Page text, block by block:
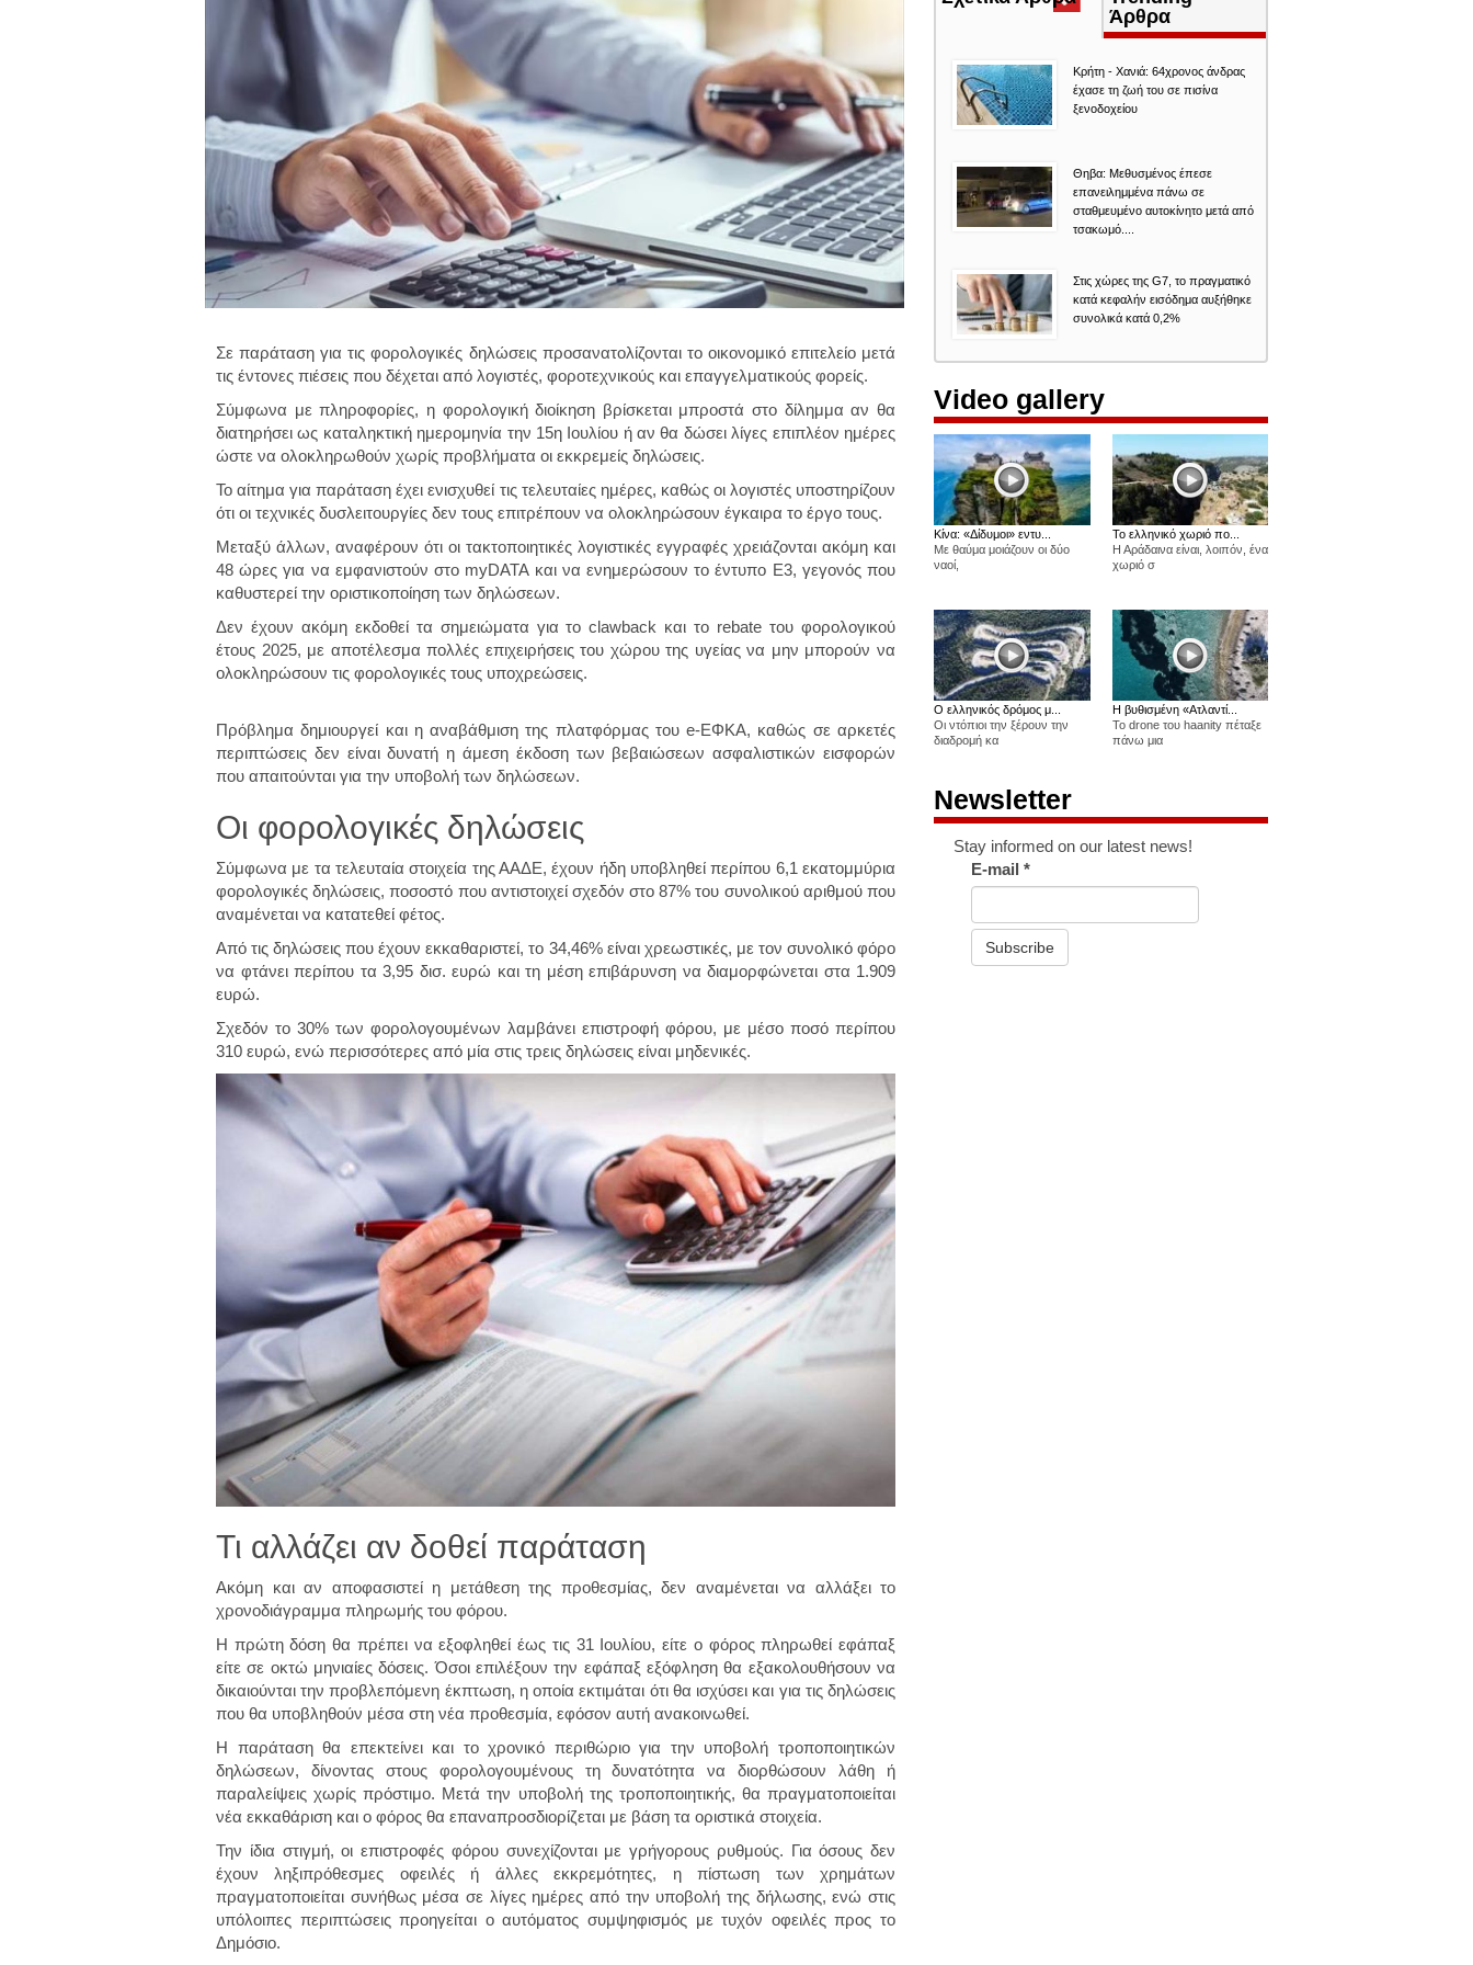
Σε παράταση για τις φορολογικές δηλώσεις προσανατολίζονται το οικονομικό επιτελείο μετά
τις έντονες πιέσεις που δέχεται από λογιστές, φοροτεχνικούς και επαγγελματικούς φορείς.
Σύμφωνα με πληροφορίες, η φορολογική διοίκηση βρίσκεται μπροστά στο δίλημμα αν θα
διατηρήσει ως καταληκτική ημερομηνία την 15η Ιουλίου ή αν θα δώσει λίγες επιπλέον ημέρες
ώστε να ολοκληρωθούν χωρίς προβλήματα οι εκκρεμείς δηλώσεις.
Το αίτημα για παράταση έχει ενισχυθεί τις τελευταίες ημέρες, καθώς οι λογιστές υποστηρίζουν
ότι οι τεχνικές δυσλειτουργίες δεν τους επιτρέπουν να ολοκληρώσουν έγκαιρα το έργο τους.
Μεταξύ άλλων, αναφέρουν ότι οι τακτοποιητικές λογιστικές εγγραφές χρειάζονται ακόμη και
48 ώρες για να εμφανιστούν στο myDATA και να ενημερώσουν το έντυπο Ε3, γεγονός που
καθυστερεί την οριστικοποίηση των δηλώσεων.
Δεν έχουν ακόμη εκδοθεί τα σημειώματα για το clawback και το rebate του φορολογικού
έτους 2025, με αποτέλεσμα πολλές επιχειρήσεις του χώρου της υγείας να μην μπορούν να
ολοκληρώσουν τις φορολογικές τους υποχρεώσεις.
Πρόβλημα δημιουργεί και η αναβάθμιση της πλατφόρμας του e-ΕΦΚΑ, καθώς σε αρκετές
περιπτώσεις δεν είναι δυνατή η άμεση έκδοση των βεβαιώσεων ασφαλιστικών εισφορών
που απαιτούνται για την υποβολή των δηλώσεων.
Οι φορολογικές δηλώσεις
Σύμφωνα με τα τελευταία στοιχεία της ΑΑΔΕ, έχουν ήδη υποβληθεί περίπου 6,1 εκατομμύρια
φορολογικές δηλώσεις, ποσοστό που αντιστοιχεί σχεδόν στο 87% του συνολικού αριθμού που
αναμένεται να κατατεθεί φέτος.
Από τις δηλώσεις που έχουν εκκαθαριστεί, το 34,46% είναι χρεωστικές, με τον συνολικό φόρο
να φτάνει περίπου τα 3,95 δισ. ευρώ και τη μέση επιβάρυνση να διαμορφώνεται στα 1.909
ευρώ.
Σχεδόν το 30% των φορολογουμένων λαμβάνει επιστροφή φόρου, με μέσο ποσό περίπου
310 ευρώ, ενώ περισσότερες από μία στις τρεις δηλώσεις είναι μηδενικές.
Τι αλλάζει αν δοθεί παράταση
Ακόμη και αν αποφασιστεί η μετάθεση της προθεσμίας, δεν αναμένεται να αλλάξει το
χρονοδιάγραμμα πληρωμής του φόρου.
Η πρώτη δόση θα πρέπει να εξοφληθεί έως τις 31 Ιουλίου, είτε ο φόρος πληρωθεί εφάπαξ
είτε σε οκτώ μηνιαίες δόσεις. Όσοι επιλέξουν την εφάπαξ εξόφληση θα εξακολουθήσουν να
δικαιούνται την προβλεπόμενη έκπτωση, η οποία εκτιμάται ότι θα ισχύσει και για τις δηλώσεις
που θα υποβληθούν μέσα στη νέα προθεσμία, εφόσον αυτή ανακοινωθεί.
Η παράταση θα επεκτείνει και το χρονικό περιθώριο για την υποβολή τροποποιητικών
δηλώσεων, δίνοντας στους φορολογουμένους τη δυνατότητα να διορθώσουν λάθη ή
παραλείψεις χωρίς πρόστιμο. Μετά την υποβολή της τροποποιητικής, θα πραγματοποιείται
νέα εκκαθάριση και ο φόρος θα επαναπροσδιορίζεται με βάση τα οριστικά στοιχεία.
Την ίδια στιγμή, οι επιστροφές φόρου συνεχίζονται με γρήγορους ρυθμούς. Για όσους δεν
έχουν ληξιπρόθεσμες οφειλές ή άλλες εκκρεμότητες, η πίστωση των χρημάτων
πραγματοποιείται συνήθως μέσα σε λίγες ημέρες από την υποβολή της δήλωσης, ενώ στις
υπόλοιπες περιπτώσεις προηγείται ο αυτόματος συμψηφισμός με τυχόν οφειλές προς το
Δημόσιο.
καρτέλα)
Άρθρα
Κρήτη - Χανιά: 64χρονος άνδρας
έχασε τη ζωή του σε πισίνα
ξενοδοχείου
Θηβα: Μεθυσμένος έπεσε
επανειλημμένα πάνω σε
σταθμευμένο αυτοκίνητο μετά από
τσακωμό....
Στις χώρες της G7, το πραγματικό
κατά κεφαλήν εισόδημα αυξήθηκε
συνολικά κατά 0,2%
Video gallery
Κίνα: «Δίδυμοι» εντυ...
Με θαύμα μοιάζουν οι δύο
ναοί,
Το ελληνικό χωριό πο...
Η Αράδαινα είναι, λοιπόν, ένα
χωριό σ
Ο ελληνικός δρόμος μ...
Οι ντόπιοι την ξέρουν την
διαδρομή κα
Η βυθισμένη «Ατλαντί...
Το drone του haanity πέταξε
πάνω μια
Newsletter
Stay informed on our latest news!
E-mail*
Subscribe